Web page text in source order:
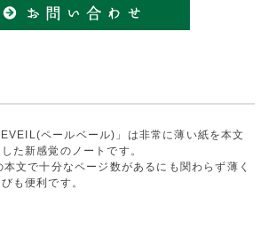
ペールベール)」は非常に薄い紙を本文
た新感覚のノートです。
文で十分なページ数があるにも関わらず薄く
も便利です。